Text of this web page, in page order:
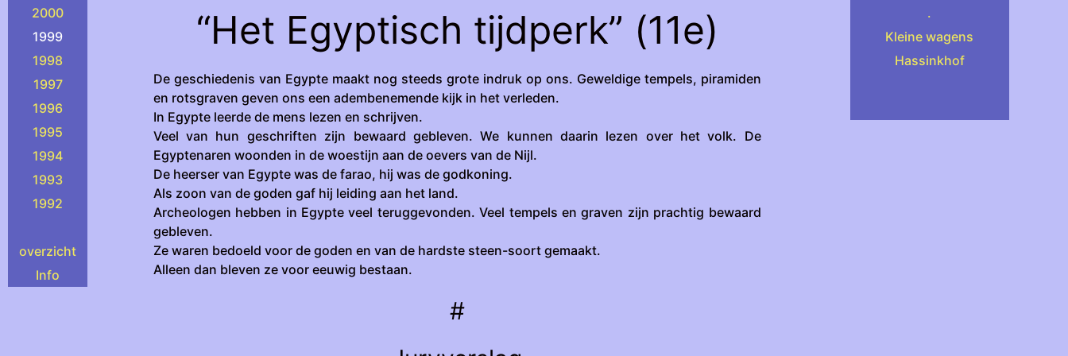
2000
1999
1998
1997
1996
1995
1994
1993
1992
overzicht
Info
“Het Egyptisch tijdperk” (11e)
De geschiedenis van Egypte maakt nog steeds grote indruk op ons. Geweldige tempels, piramiden
en rotsgraven geven ons een adembenemende kijk in het verleden.
In Egypte leerde de mens lezen en schrijven.
Veel van hun geschriften zijn bewaard gebleven. We kunnen daarin lezen over het volk. De
Egyptenaren woonden in de woestijn aan de oevers van de Nijl.
De heerser van Egypte was de farao, hij was de godkoning.
Als zoon van de goden gaf hij leiding aan het land.
Archeologen hebben in Egypte veel teruggevonden. Veel tempels en graven zijn prachtig bewaard
gebleven.
Ze waren bedoeld voor de goden en van de hardste steen-soort gemaakt.
Alleen dan bleven ze voor eeuwig bestaan.
#
.
Kleine wagens
Hassinkhof